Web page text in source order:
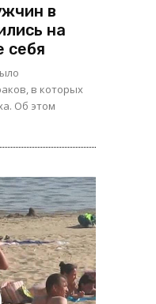
в
на
себя
в которых
Об этом